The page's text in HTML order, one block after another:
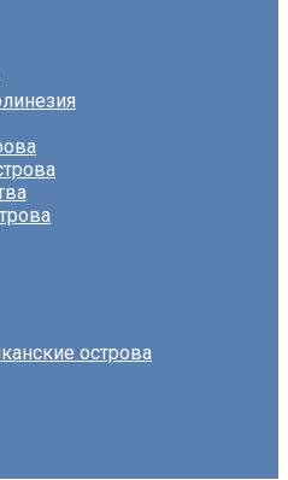
острова